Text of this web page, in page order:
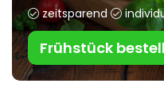
zeitsparend
Frühstück